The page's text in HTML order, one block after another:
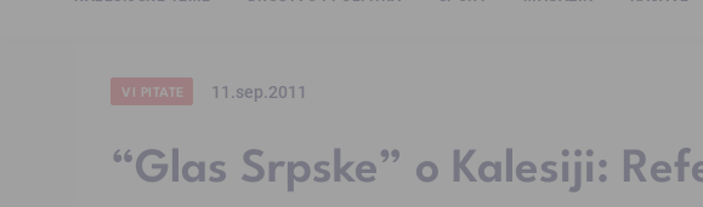
VI PITATE 11.sep.2011
“Glas Srpske” o Kalesiji: